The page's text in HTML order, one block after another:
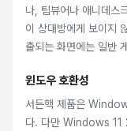
나, 팀뷰어나 애니데스
이 상대방에게 보이지
출되는 화면에는 일반
윈도우 호환성
서든핵 제품은
다. 다만 Windows 11